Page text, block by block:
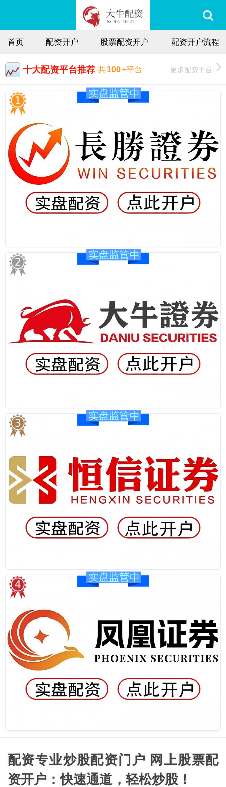
首页 配资开户 股票配资开户 配资开户流程
十大配资平台推荐 共100+平台 更多配资平台
配资专业炒股配资门户 网上股票配
资开户：快速通道，轻松炒股！